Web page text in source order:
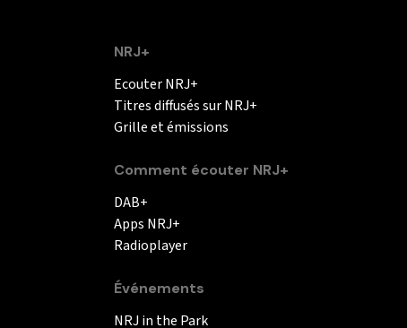
NRJ+
Ecouter NRJ+
Titres diffusés sur NRJ+
Grille et émissions
Comment écouter NRJ+
DAB+
Apps NRJ+
Radioplayer
Événements
NRJ in the Park